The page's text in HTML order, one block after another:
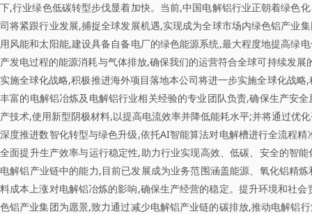
下,行业绿色低碳转型步伐显着加快。当前,中国电解铝行业正朝着绿色
司将紧跟行业发展,捕捉全球发展机遇,实现成为全球市场内绿色铝产业
用风能和太阳能,建设具备自备电厂的绿色能源系统,最大程度地提高绿
产发电过程的能源消耗与气体排放,确保我们的运营符合全球可持续发
实施全球化战略,积极推进海外项目落地本公司将进一步实施全球化战
丰富的电解铝冶炼及电解铝行业相关经验的专业团队负责,确保生产安
产技术,使用新型阴极材料,以提高电流效率并降低能耗水平;并将通过优
深度推进数智化转型与绿色升级,依托AI智能算法对电解槽进行全流程
全面提升生产效率与运行稳定性,助力行业实现高效、低碳、安全的智
电解铝产业链中的能力,目前已发展成为业务范围涵盖能源、氧化铝精
料成本上涨对电解铝冶炼的影响,确保生产经营的稳定。提升环境和社
色铝产业集团为愿景,致力通过减少电解铝产业链的碳排放,推动电解铝